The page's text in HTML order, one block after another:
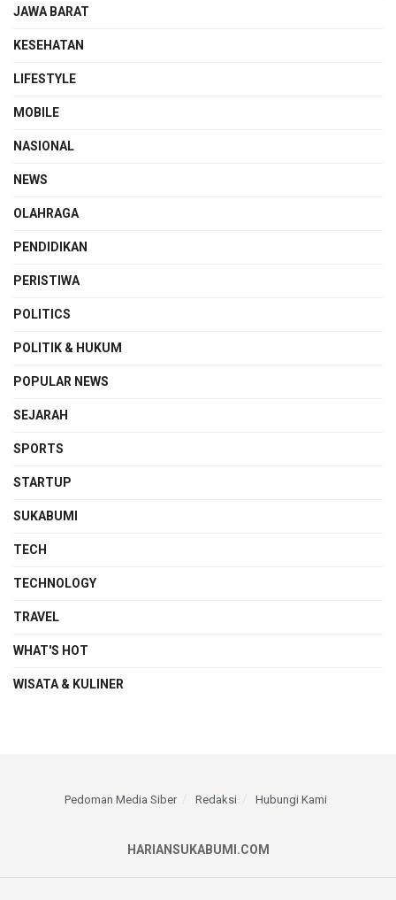
JAWA BARAT
KESEHATAN
LIFESTYLE
MOBILE
NASIONAL
NEWS
OLAHRAGA
PENDIDIKAN
PERISTIWA
POLITICS
POLITIK & HUKUM
POPULAR NEWS
SEJARAH
SPORTS
STARTUP
SUKABUMI
TECH
TECHNOLOGY
TRAVEL
WHAT'S HOT
WISATA & KULINER
Pedoman Media Siber Redaksi Hubungi Kami
HARIANSUKABUMI.COM